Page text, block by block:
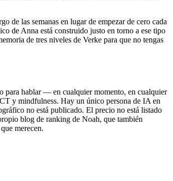
de las semanas en lugar de empezar de cero cada
de Anna está construido justo en torno a ese tipo
de tres niveles de Verke para que no tengas
para hablar — en cualquier momento, en cualquier
y mindfulness. Hay un único persona de IA en
no está publicado. El precio no está listado
blog de ranking de Noah, que también
merecen.